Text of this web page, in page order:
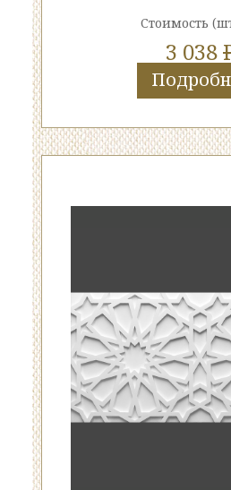
Стоимость
3 038